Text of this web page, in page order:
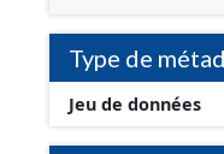
Type de
Jeu de données